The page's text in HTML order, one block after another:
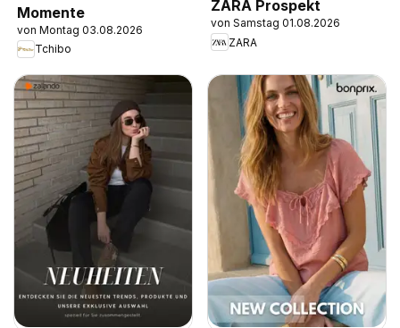
Momente
von Montag 03.08.2026
Tchibo
ZARA Prospekt
von Samstag 01.08.2026
ZARA